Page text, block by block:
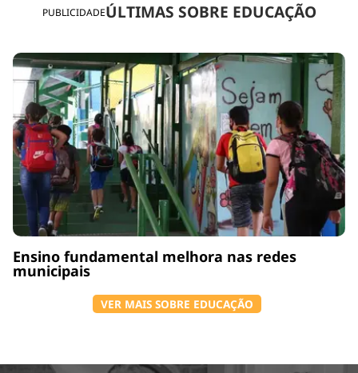
PUBLICIDADEÚLTIMAS SOBRE EDUCAÇÃO
Ensino fundamental melhora nas redes
municipais
VER MAIS SOBRE EDUCAÇÃO